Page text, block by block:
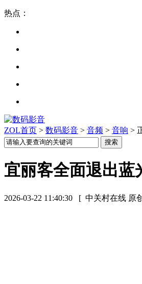
热点：
ZOL首页 > 数码影音 > 音频 > 音响 >
宜丽客全面退出蓝
2026-03-22 11:40:30 [ 中关村在线 原